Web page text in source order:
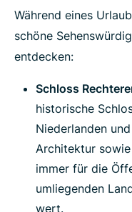
Während eines
schöne
entdecken:
Schloss
historische
Niederlanden
Architektur
immer für die
umliegenden
wert.